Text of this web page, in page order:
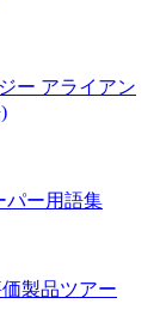
ー アライアン
パー用語集
製品ツアー